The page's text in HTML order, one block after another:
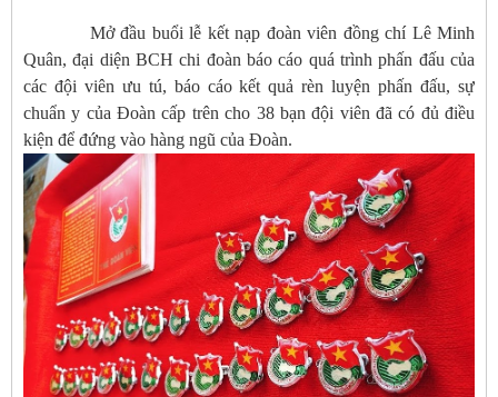
Mở đầu buổi lễ kết nạp đoàn viên đồng chí Lê Minh
Quân, đại diện BCH chi đoàn báo cáo quá trình phấn đấu của
các đội viên ưu tú, báo cáo kết quả rèn luyện phấn đấu, sự
chuẩn y của Đoàn cấp trên cho 38 bạn đội viên đã có đủ điều
kiện để đứng vào hàng ngũ của Đoàn.